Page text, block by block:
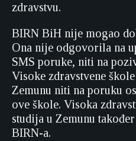
zdravstvu.
BIRN BiH nije mogao
Ona nije odgovorila na
SMS poruke, niti na
Visoke zdravstvene
Zemunu niti na poruku
ove škole. Visoka
studija u Zemunu
BIRN-a.